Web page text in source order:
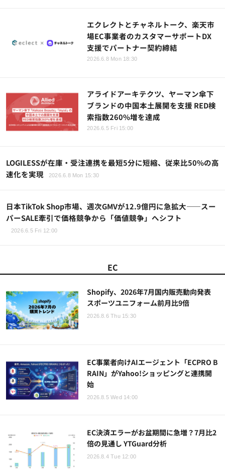
エクレクトとチャネルトーク、楽天市
場EC事業者のカスタマーサポートDX
支援でパートナー契約締結
2026.6.8 Mon 18:30
アライドアーキテクツ、ヤーマン傘下
ブランドの中国本土展開を支援 RED検
索指数260%増を達成
2026.6.5 Fri 15:00
LOGILESSが在庫・受注連携を最短5分に短縮、従来比50%の高
速化を実現
2026.6.8 Mon 15:30
日本TikTok Shop市場、週次GMVが12.9億円に急拡大――スー
パーSALE牽引で価格競争から「価値競争」へシフト
2026.6.5 Fri 12:00
EC
Shopify、2026年7月国内販売動向発表
スポーツユニフォーム前月比9倍
2026.8.6 Thu 15:30
EC事業者向けAIエージェント「ECPRO B
RAIN」がYahoo!ショッピングと連携開
始
2026.8.5 Wed 14:00
EC決済エラーがお盆期間に急増？7月比2
倍の見通し YTGuard分析
2026.8.4 Tue 12:00